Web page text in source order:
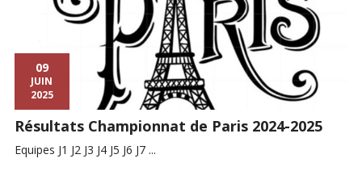
09
JUIN
2025
Résultats Championnat de Paris 2024-2025
Equipes J1 J2 J3 J4 J5 J6 J7 ...